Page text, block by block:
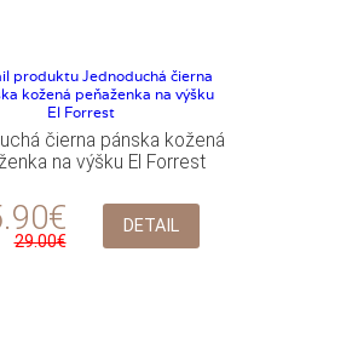
čierna pánska kožená
na výšku El Forrest
29.00€
DETAIL